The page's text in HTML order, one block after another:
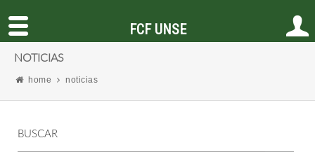
NOTICIAS
home noticias
BUSCAR
FCF UNSE